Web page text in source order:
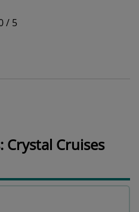
/ 5
Cruises